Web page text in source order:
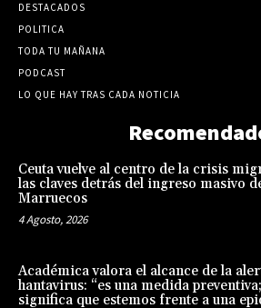
DESTACADOS
POLITICA
TODA TU MAÑANA
PODCAST
LO QUE HAY TRAS CADA NOTICIA
Ceuta vuelve al centro de la crisis
las claves detrás del ingreso masivo
Marruecos
4 Agosto, 2026
Académica valora el alcance de la
hantavirus: “es una medida
significa que estemos frente a una